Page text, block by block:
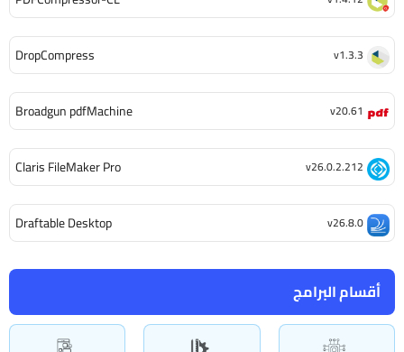
أقسام البرامج
DropCompress v1.3.3
Broadgun pdfMachine v20.61
Claris FileMaker Pro v26.0.2.212
Draftable Desktop v26.8.0